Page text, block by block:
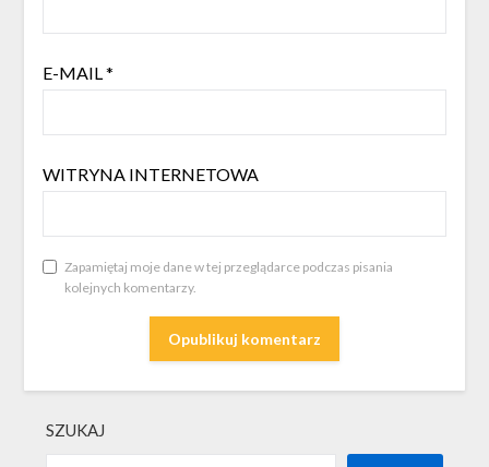
E-MAIL*
WITRYNA INTERNETOWA
Zapamiętaj moje dane w tej przeglądarce podczas pisania
kolejnych komentarzy.
SZUKAJ